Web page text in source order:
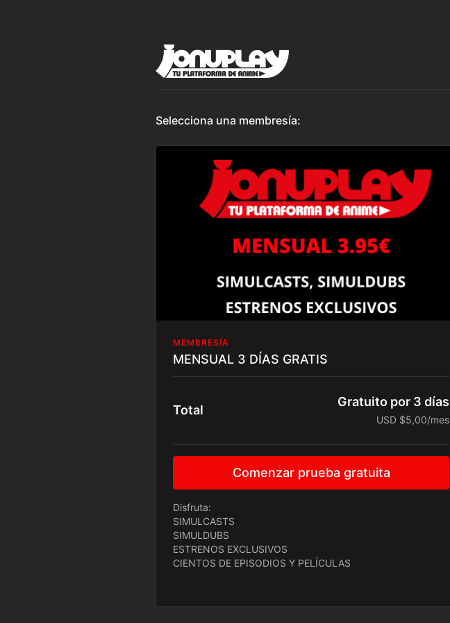
Selecciona una membresía:
MEMBRESÍA
MENSUAL 3 DÍAS GRATIS
Total
Gratuito por 3 días
USD $5,00/mes
Comenzar prueba gratuita
Disfruta:
SIMULCASTS
SIMULDUBS
ESTRENOS EXCLUSIVOS
CIENTOS DE EPISODIOS Y PELÍCULAS